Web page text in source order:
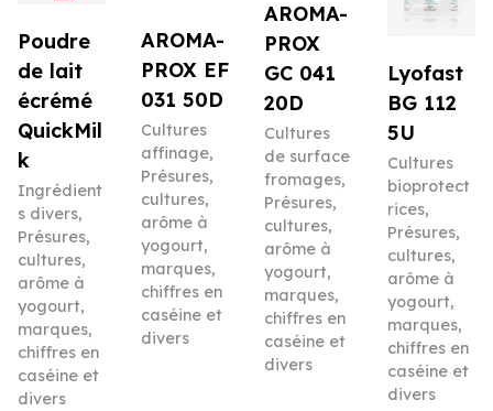
Poudre
de lait
écrémé
QuickMil
k
Ingrédient
s divers,
Présures,
cultures,
arôme à
yogourt,
marques,
chiffres en
caséine et
divers
AROMA-
PROX EF
031 50D
Cultures
affinage,
Présures,
cultures,
arôme à
yogourt,
marques,
chiffres en
caséine et
divers
AROMA-
PROX
GC 041
20D
Cultures
de surface
fromages,
Présures,
cultures,
arôme à
yogourt,
marques,
chiffres en
caséine et
divers
Lyofast
BG 112
5U
Cultures
bioprotect
rices,
Présures,
cultures,
arôme à
yogourt,
marques,
chiffres en
caséine et
divers